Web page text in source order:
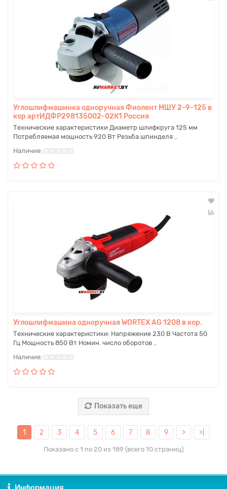
Углошлифмашинка одноручная Фиолент МШУ 2-9-125 в
кор артИДФР298135002-02К1 Россия
Технические характеристики Диаметр шлифкруга 125 мм
Потребляемая мощность 920 Вт Резьба шпинделя ..
Углошлифмашина одноручная WORTEX AG 1208 в кор.
Технические характеристики: Напряжение 230 В Частота 50
Гц Мощность 850 Вт Номин. число оборотов ..
Показать еще
1 2 3 4 5 6 7 8 9 > >|
Показано с 1 по 20 из 189 (всего 10 страниц)